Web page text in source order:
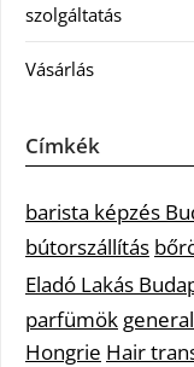
szolgáltatás
Vásárlás
Címkék
barista képzés
bútorszállítás
Eladó Lakás
parfümök
Hongrie Hair